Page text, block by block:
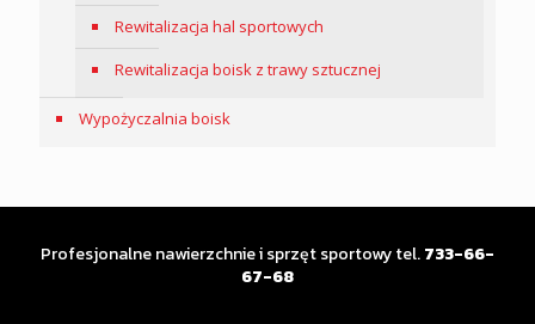
Rewitalizacja hal sportowych
Rewitalizacja boisk z trawy sztucznej
Wypożyczalnia boisk
Profesjonalne nawierzchnie i sprzęt sportowy tel.733-66-
67-68